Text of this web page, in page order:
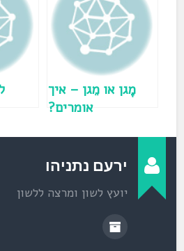
ח
ב
ח
ל
ו
ד
ש
)
מָגן או מֵגן – איך
אומרים?
ירעם נתניהו
יועץ לשון ומרצה ללשון